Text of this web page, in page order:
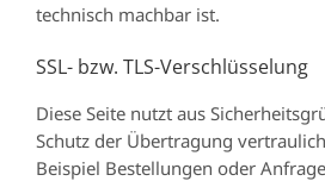
technisch machbar ist.
SSL- bzw. TLS-Verschlüsselung
Diese Seite nutzt aus
Schutz der Übertragung
Beispiel Bestellungen oder